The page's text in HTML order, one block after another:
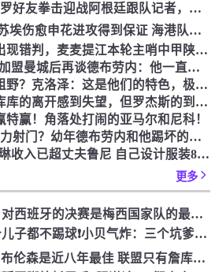
[有道理嘛?]逆天！C罗好友拳击迎战阿根廷跟队记者，C罗好友
[球迷报道]沪媒：阿苏埃伤愈申花进攻得到保证 海港队基本没有
[有趣体育]曾在中超出现错判，麦麦提江本轮主哨中甲陕西联合v
【体育视频】安德森加盟曼城后再谈德布劳内：他一直是我非常仰慕
[好看推荐]阿根廷太粗野？克洛泽：这是他们的特色，极其强调对
[值得一看]特里：对库库的离开感到失望，但罗杰斯的到来又让我
赢！角落处打闹的亚马尔和尼科！
[有道理嘛?]从小就暴力射门？幼年德布劳内和他踢坏的树篱！
【推荐】太阳报：科琳收入已超丈夫鲁尼 自己设计服装8岁儿子当
更多
【视频】帕雷德斯：对西班牙的决赛是梅西国家队的最后一场比赛
【皇家马德里】三个儿子都不踢球❗️小贝气炸：三个坑爹货，只能
[体育报道]尼克·杨：布伦森是近八年最佳 联盟只有詹库杜能媲